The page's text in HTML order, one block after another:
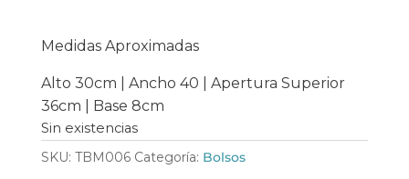
Medidas Aproximadas
Alto 30cm | Ancho 40 | Apertura Superior
36cm | Base 8cm
Sin existencias
SKU: TBM006 Categoría: Bolsos